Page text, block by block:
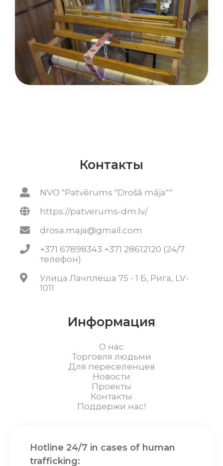
Контакты
NVO "Patvērums "Drošā māja""
https://patverums-dm.lv/
drosa.maja@gmail.com
+371 67898343 +371 28612120 (24/7
телефон)
Улица Лачплеша 75 - 1 Б, Рига, LV-
1011
Информация
О нас
Торговля людьми
Для переселенцев
Новости
Проекты
Контакты
Поддержи нас!
Hotline 24/7 in cases of human
trafficking: